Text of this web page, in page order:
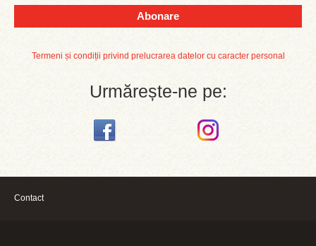
Abonare
Termeni și condiții privind prelucrarea datelor cu caracter personal
Urmărește-ne pe:
Contact